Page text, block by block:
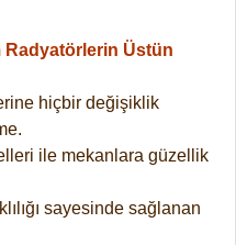
Üstün
hiçbir değişiklik
ile mekanlara güzellik
sayesinde sağlanan